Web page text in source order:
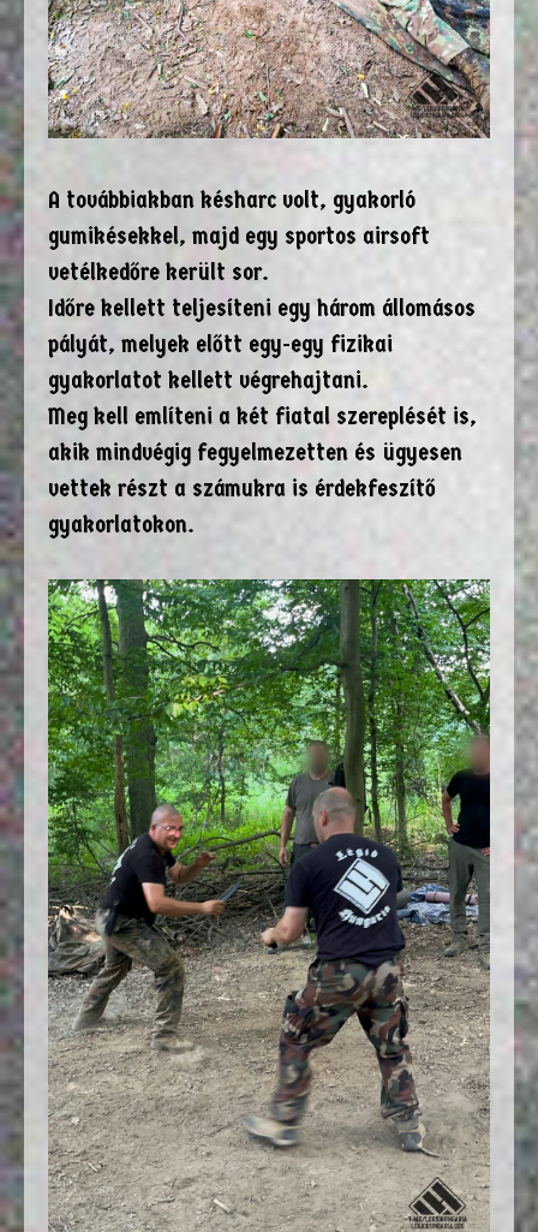
A továbbiakban késharc volt, gyakorló
gumikésekkel, majd egy sportos airsoft
vetélkedőre került sor.
Időre kellett teljesíteni egy három állomásos
pályát, melyek előtt egy-egy fizikai
gyakorlatot kellett végrehajtani.
Meg kell említeni a két fiatal szereplését is,
akik mindvégig fegyelmezetten és ügyesen
vettek részt a számukra is érdekfeszítő
gyakorlatokon.